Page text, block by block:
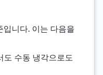
니다. 이는 다음을
도 수동 냉각으로도